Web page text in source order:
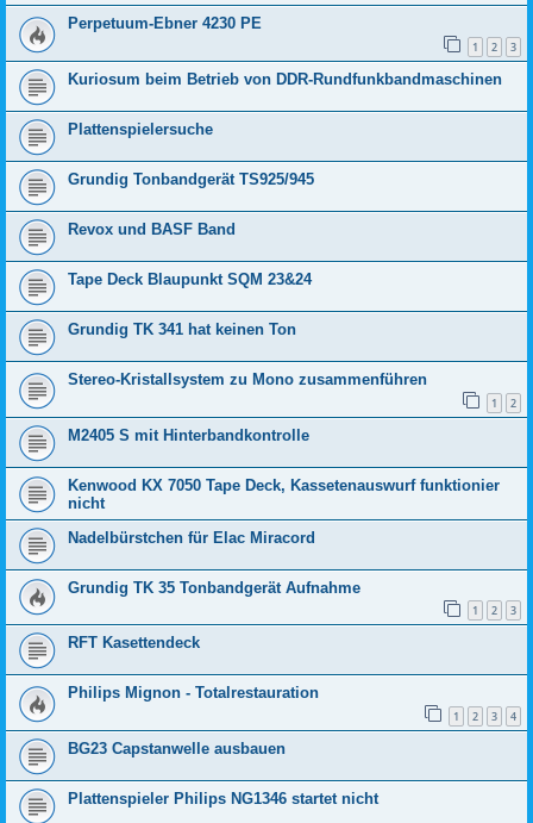
Perpetuum-Ebner 4230 PE
1 2 3
Kuriosum beim Betrieb von DDR-Rundfunkbandmaschinen
Plattenspielersuche
Grundig Tonbandgerät TS925/945
Revox und BASF Band
Tape Deck Blaupunkt SQM 23&24
Grundig TK 341 hat keinen Ton
Stereo-Kristallsystem zu Mono zusammenführen
1 2
M2405 S mit Hinterbandkontrolle
Kenwood KX 7050 Tape Deck, Kassetenauswurf funktionier
nicht
Nadelbürstchen für Elac Miracord
Grundig TK 35 Tonbandgerät Aufnahme
1 2 3
RFT Kasettendeck
Philips Mignon - Totalrestauration
1 2 3 4
BG23 Capstanwelle ausbauen
Plattenspieler Philips NG1346 startet nicht